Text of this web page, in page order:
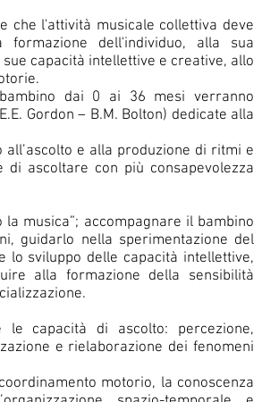
che l'attività musicale collettiva deve
dell'individuo, alla sua
capacità intellettive e creative, allo
dai 0 ai 36 mesi verranno
Gordon – B.M. Bolton) dedicate alla
e alla produzione di ritmi e
ascoltare con più consapevolezza
musica”; accompagnare il bambino
guidarlo nella sperimentazione del
lo sviluppo delle capacità intellettive,
alla formazione della sensibilità
le capacità di ascolto: percezione,
e rielaborazione dei fenomeni
motorio, la conoscenza